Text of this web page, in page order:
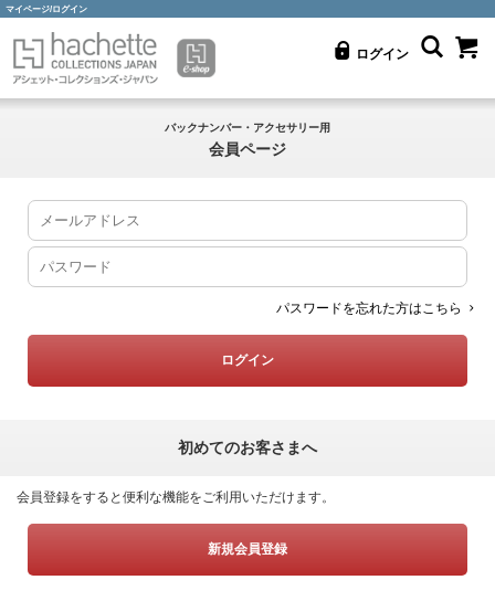
マイページ/ログイン
ログイン
バックナンバー・アクセサリー用
会員ページ
パスワードを忘れた方はこちら
初めてのお客さまへ
会員登録をすると便利な機能をご利用いただけます。
新規会員登録